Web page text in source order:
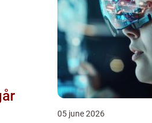
05 june 2026